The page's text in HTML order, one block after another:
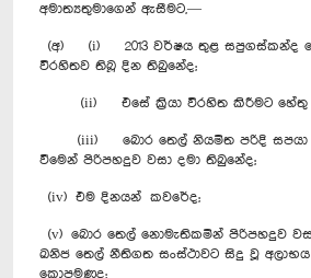
අමාත්‍යතුමාගෙන් ඇසීමට,—
(අ) (i) 2013 වර්ෂය තුළ සපුගස්කන්ද
විරහිතව තිබූ දින තිබුනේද;
(ii) එසේ ක්‍රියා විරහිත කිරීමට හේතු
(iii) බොර තෙල් නියමිත පරිදි සපයා
වීමෙන් පිරිපහදුව වසා දමා තිබුනේද;
(iv) එම දිනයන් කවරේද;
(v) බොර තෙල් නොමැතිකමින් පිරිපහදුව
ඛනිජ තෙල් නීතිගත සංස්ථාවට සිදු වූ
කොපමණද;